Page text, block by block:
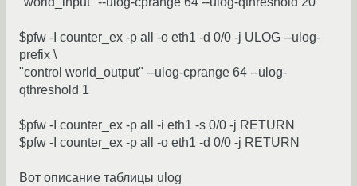
$pfw -I counter_ex -p all -o eth1 -d 0/0 -j ULOG --ulog-
prefix \
"control world_output" --ulog-cprange 64 --ulog-
qthreshold 1
$pfw -I counter_ex -p all -i eth1 -s 0/0 -j RETURN
$pfw -I counter_ex -p all -o eth1 -d 0/0 -j RETURN
Вот описание таблицы ulog